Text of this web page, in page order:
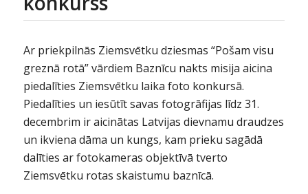
Ar priekpilnās Ziemsvētku dziesmas “Pošam visu
greznā rotā” vārdiem Baznīcu nakts misija aicina
piedalīties Ziemsvētku laika foto konkursā.
Piedalīties un iesūtīt savas fotogrāfijas līdz 31.
decembrim ir aicinātas Latvijas dievnamu draudzes
un ikviena dāma un kungs, kam prieku sagādā
dalīties ar fotokameras objektīvā tverto
Ziemsvētku rotas skaistumu baznīcā.